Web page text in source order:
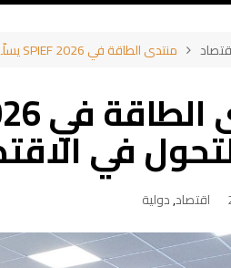
طبخ
منتدى الطاقة في SPIEF 2026 يسلّط الضوء على التحول في الاقتصاد العالمي
في
اقتصاد,دولية